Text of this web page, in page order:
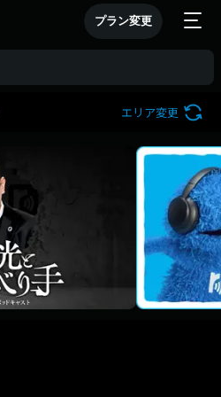
プラン変更
エリア変更